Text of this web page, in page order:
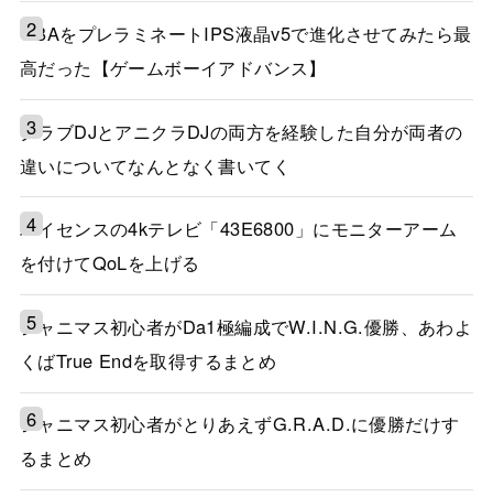
GBAをプレラミネートIPS液晶v5で進化させてみたら最
高だった【ゲームボーイアドバンス】
クラブDJとアニクラDJの両方を経験した自分が両者の
違いについてなんとなく書いてく
ハイセンスの4kテレビ「43E6800」にモニターアーム
を付けてQoLを上げる
シャニマス初心者がDa1極編成でW.I.N.G.優勝、あわよ
くばTrue Endを取得するまとめ
シャニマス初心者がとりあえずG.R.A.D.に優勝だけす
るまとめ